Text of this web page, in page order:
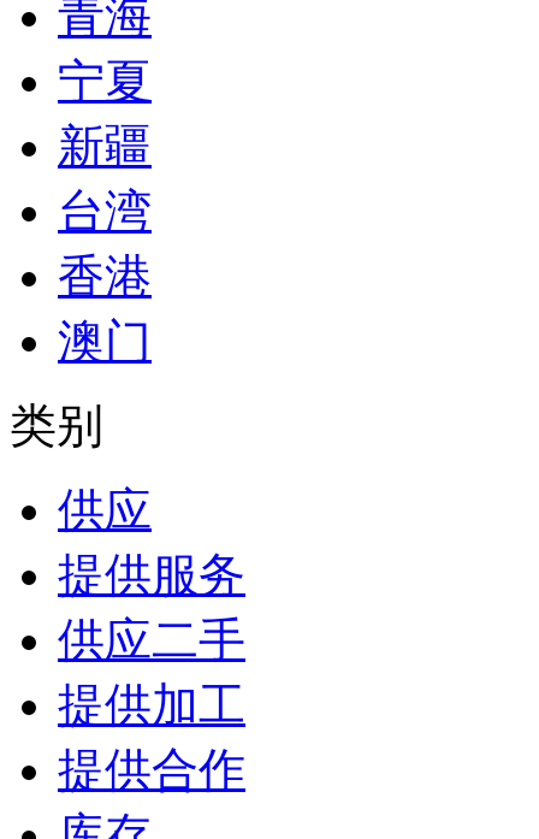
青海
宁夏
新疆
台湾
香港
澳门
类别
供应
提供服务
供应二手
提供加工
提供合作